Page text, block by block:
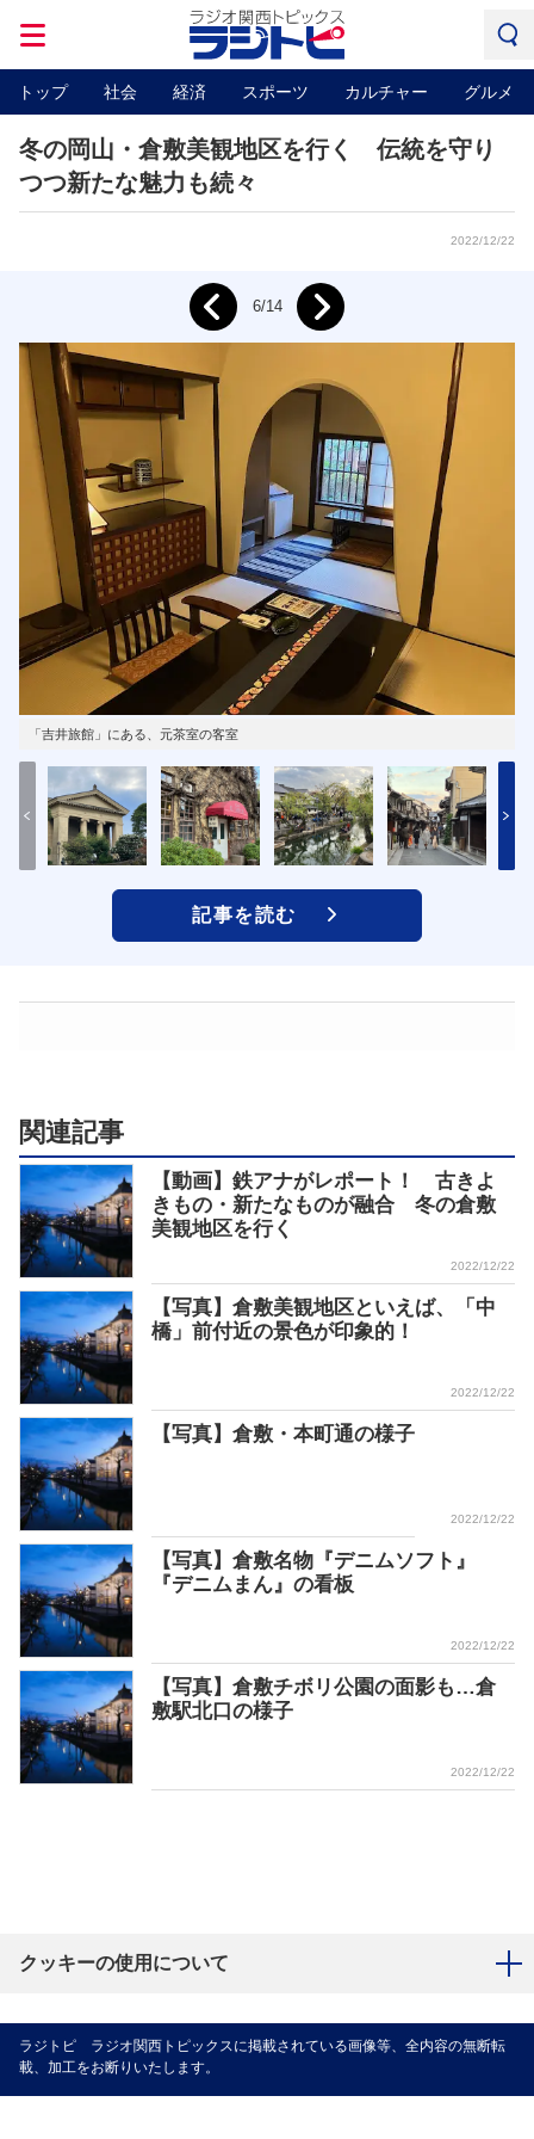
トップ 社会 経済 スポーツ カルチャー グルメ
冬の岡山・倉敷美観地区を行く 伝統を守り
つつ新たな魅力も続々
2022/12/22
「吉井旅館」にある、元茶室の客室
6/14
記事を読む
関連記事
【動画】鉄アナがレポート！ 古きよ
きもの・新たなものが融合 冬の倉敷
美観地区を行く
2022/12/22
【写真】倉敷美観地区といえば、「中
橋」前付近の景色が印象的！
2022/12/22
【写真】倉敷・本町通の様子
2022/12/22
【写真】倉敷名物『デニムソフト』
『デニムまん』の看板
2022/12/22
【写真】倉敷チボリ公園の面影も…倉
敷駅北口の様子
2022/12/22
クッキーの使用について
ラジトピ ラジオ関西トピックスに掲載されている画像等、全内容の無断転
載、加工をお断りいたします。